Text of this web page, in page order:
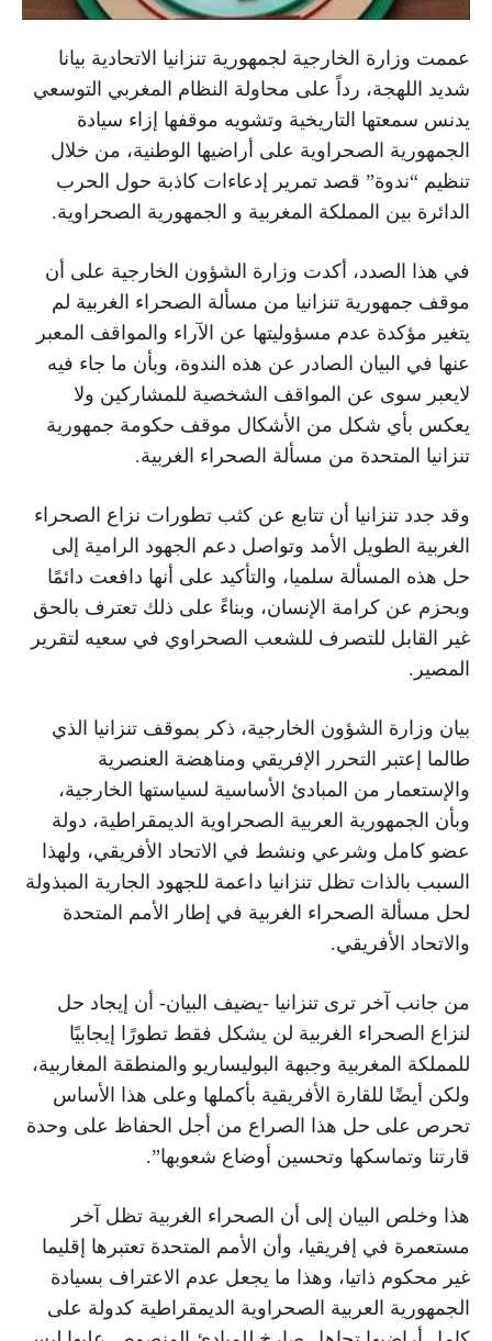
عممت وزارة الخارجية لجمهورية تنزانيا الاتحادية بيانا
شديد اللهجة، رداً على محاولة النظام المغربي التوسعي
يدنس سمعتها التاريخية وتشويه موقفها إزاء سيادة
الجمهورية الصحراوية على أراضيها الوطنية، من خلال
تنظيم “ندوة” قصد تمرير إدعاءات كاذبة حول الحرب
الدائرة بين المملكة المغربية و الجمهورية الصحراوية.
في هذا الصدد، أكدت وزارة الشؤون الخارجية على أن
موقف جمهورية تنزانيا من مسألة الصحراء الغربية لم
يتغير مؤكدة عدم مسؤوليتها عن الآراء والمواقف المعبر
عنها في البيان الصادر عن هذه الندوة، وبأن ما جاء فيه
لايعبر سوى عن المواقف الشخصية للمشاركين ولا
يعكس بأي شكل من الأشكال موقف حكومة جمهورية
تنزانيا المتحدة من مسألة الصحراء الغربية.
وقد جدد تنزانيا أن تتابع عن كثب تطورات نزاع الصحراء
الغربية الطويل الأمد وتواصل دعم الجهود الرامية إلى
حل هذه المسألة سلميا، والتأكيد على أنها دافعت دائمًا
وبحزم عن كرامة الإنسان، وبناءً على ذلك تعترف بالحق
غير القابل للتصرف للشعب الصحراوي في سعيه لتقرير
المصير.
بيان وزارة الشؤون الخارجية، ذكر بموقف تنزانيا الذي
طالما إعتبر التحرر الإفريقي ومناهضة العنصرية
والإستعمار من المبادئ الأساسية لسياستها الخارجية،
وبأن الجمهورية العربية الصحراوية الديمقراطية، دولة
عضو كامل وشرعي ونشط في الاتحاد الأفريقي، ولهذا
السبب بالذات تظل تنزانيا داعمة للجهود الجارية المبذولة
لحل مسألة الصحراء الغربية في إطار الأمم المتحدة
والاتحاد الأفريقي.
من جانب آخر ترى تنزانيا -يضيف البيان- أن إيجاد حل
لنزاع الصحراء الغربية لن يشكل فقط تطورًا إيجابيًا
للمملكة المغربية وجبهة البوليساريو والمنطقة المغاربية،
ولكن أيضًا للقارة الأفريقية بأكملها وعلى هذا الأساس
تحرص على حل هذا الصراع من أجل الحفاظ على وحدة
قارتنا وتماسكها وتحسين أوضاع شعوبها”.
هذا وخلص البيان إلى أن الصحراء الغربية تظل آخر
مستعمرة في إفريقيا، وأن الأمم المتحدة تعتبرها إقليما
غير محكوم ذاتيا، وهذا ما يجعل عدم الاعتراف بسيادة
الجمهورية العربية الصحراوية الديمقراطية كدولة على